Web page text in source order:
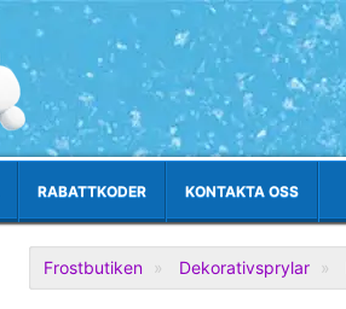
RABATTKODER KONTAKTA OSS
Frostbutiken Dekorativsprylar